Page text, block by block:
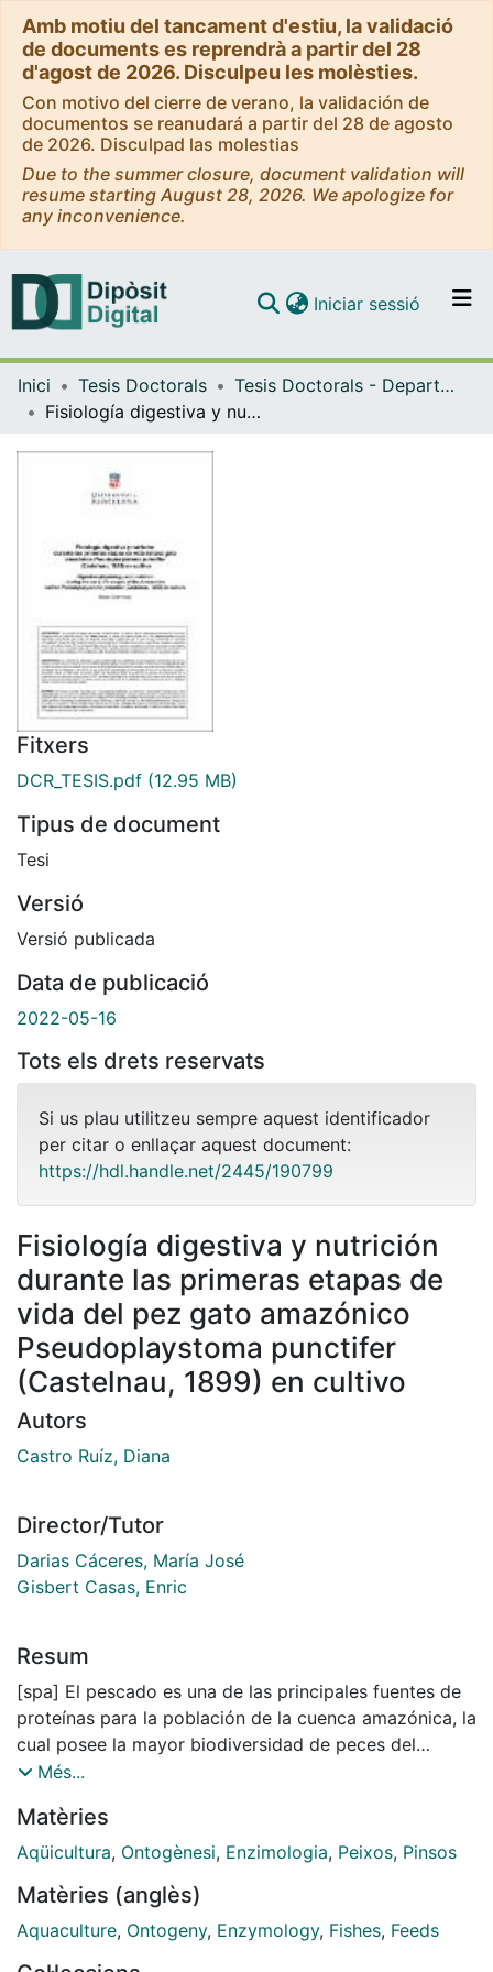
Amb motiu del tancament d'estiu, la validació
de documents es reprendrà a partir del 28
d'agost de 2026. Disculpeu les molèsties.
Con motivo del cierre de verano, la validación de
documentos se reanudará a partir del 28 de agosto
de 2026. Disculpad las molestias
Due to the summer closure, document validation will
resume starting August 28, 2026. We apologize for
any inconvenience.
Navega per tot el DD
Iniciar sessió (current)
Inici Tesis Doctorals
Tesis Doctorals - Departament - Biologia Cel·lular, Fisiologia i Immunologia
Fisiología digestiva y nutrición durante las primeras etapas de vida del pez gato amazónico Pseudoplaystoma punctifer (Castelnau, 1899) en cultivo
Fitxers
DCR_TESIS.pdf (12.95 MB)
Tipus de document
Tesi
Versió
Versió publicada
Data de publicació
2022-05-16
Tots els drets reservats
Si us plau utilitzeu sempre aquest identificador
per citar o enllaçar aquest document:
https://hdl.handle.net/2445/190799
Fisiología digestiva y nutrición
durante las primeras etapas de
vida del pez gato amazónico
Pseudoplaystoma punctifer
(Castelnau, 1899) en cultivo
Autors
Castro Ruíz, Diana
Director/Tutor
Darias Cáceres, María José
Gisbert Casas, Enric
Resum
[spa] El pescado es una de las principales fuentes de
proteínas para la población de la cuenca amazónica, la
cual posee la mayor biodiversidad de peces del
mundo. La acuicultura se ha desarrollado de manera
para contribuir a las necesidades alimentarias de una
población en rápido crecimiento, y varias especies de
desde hace tiempo. Entre ellas, el pez gato
Pseudoplatystoma punctifer (Castelnau, 1855) es muy
Més...
Matèries
Aqüicultura, Ontogènesi, Enzimologia, Peixos, Pinsos
Matèries (anglès)
Aquaculture, Ontogeny, Enzymology, Fishes, Feeds